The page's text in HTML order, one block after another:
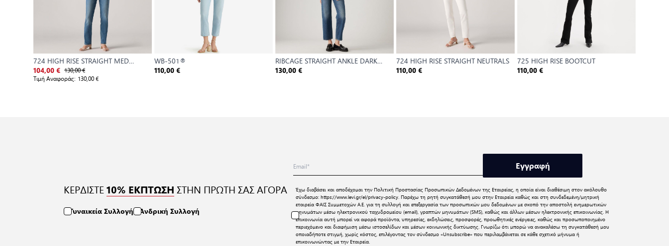
724 HIGH RISE STRAIGHT MED
INDIGO - WORN IN
104,00 € 130,00 €
Τιμή Αναφοράς: 130,00 €
WB-501®
110,00 €
RIBCAGE STRAIGHT ANKLE DARK
INDIGO - WORN IN
130,00 €
724 HIGH RISE STRAIGHT NEUTRALS
110,00 €
725 HIGH RISE BOOTCUT
110,00 €
ΚΕΡΔΙΣΤΕ 10% ΕΚΠΤΩΣΗ ΣΤΗΝ ΠΡΩΤΗ ΣΑΣ ΑΓΟΡΑ
Γυναικεία Συλλογή Ανδρική Συλλογή
Εγγραφή
Έχω διαβάσει και αποδέχομαι την Πολιτική Προστασίας Προσωπικών Δεδομένωντης Εταιρείας, η οποία είναι διαθέσιμη στον ακόλουθο
σύνδεσμο:https://www.levi.gr/el/privacy-policy. Παρέχω τη ρητή συγκατάθεσή μου στην Εταιρεία καθώς και στη συνδεδεμένη/μητρική
εταιρεία ΦΑΙΣ Συμμετοχών Α.Ε. για τη συλλογή και επεξεργασία των προσωπικών μου δεδομένων με σκοπό την αποστολή ενημερωτικών
μηνυμάτων μέσω ηλεκτρονικού ταχυδρομείου (email), γραπτών μηνυμάτων (SMS), καθώς και άλλων μέσων ηλεκτρονικής επικοινωνίας. Η
επικοινωνία αυτή μπορεί να αφορά προϊόντα, υπηρεσίες, εκδηλώσεις, προσφορές, προωθητικές ενέργειες, καθώς και προσωποποιημένο
περιεχόμενο και διαφήμιση μέσω ιστοσελίδων και μέσων κοινωνικής δικτύωσης. Γνωρίζω ότι μπορώ να ανακαλέσω τη συγκατάθεσή μου
οποιαδήποτε στιγμή, χωρίς κόστος, επιλέγοντας τον σύνδεσμο «Unsubscribe» που περιλαμβάνεται σε κάθε σχετικό μήνυμα ή
επικοινωνώντας με την Εταιρεία.